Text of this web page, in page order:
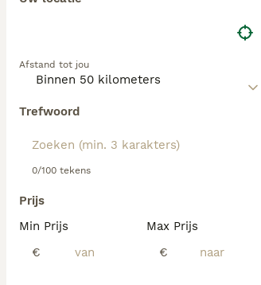
Afstand tot jou
Trefwoord
0/100 tekens
Prijs
Min Prijs
€
Max Prijs
€